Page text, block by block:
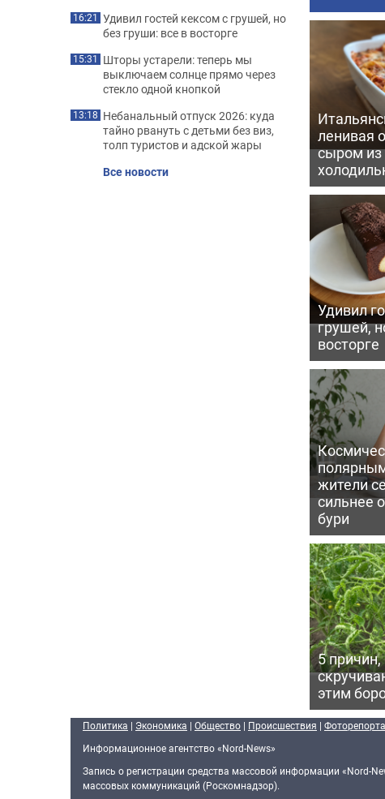
ленивая
сыром из
Удивил
грушей,
восторге
жители
сильнее
бури
5
этим
16:21 Удивил гостей кексом с грушей, но
без груши: все в восторге
15:31 Шторы устарели: теперь мы
выключаем солнце прямо через
стекло одной кнопкой
13:18 Небанальный отпуск 2026: куда
тайно рвануть с детьми без виз,
толп туристов и адской жары
Все новости
Политика | Экономика | Общество | Происшествия |
Информационное агентство «Nord-News»
Запись о регистрации средства массовой информации «Nord-
массовых коммуникаций (Роскомнадзор).